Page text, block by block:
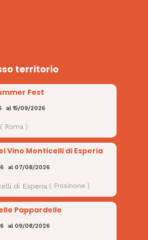
territorio
Fest
al 15/09/2026
( Roma )
Vino Monticelli di Esperia
al 07/08/2026
di Esperia ( Frosinone )
Pappardelle
al 09/08/2026